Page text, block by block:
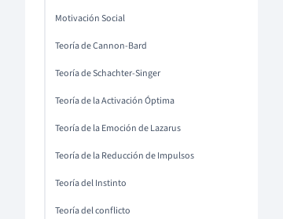
Motivación Social
Teoría de Cannon-Bard
Teoría de Schachter-Singer
Teoría de la Activación Óptima
Teoría de la Emoción de Lazarus
Teoría de la Reducción de Impulsos
Teoría del Instinto
Teoría del conflicto